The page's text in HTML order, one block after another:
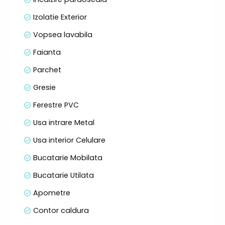
Izolatie Exterior
Vopsea lavabila
Faianta
Parchet
Gresie
Ferestre PVC
Usa intrare Metal
Usa interior Celulare
Bucatarie Mobilata
Bucatarie Utilata
Apometre
Contor caldura